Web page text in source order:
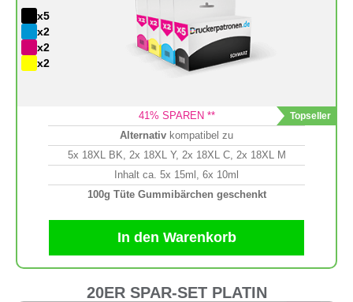
x5
x2
x2
x2
41% SPAREN **
Alternativ kompatibel zu
5x 18XL BK, 2x 18XL Y, 2x 18XL C, 2x 18XL M
Inhalt ca. 5x 15ml, 6x 10ml
100g Tüte Gummibärchen geschenkt
In den Warenkorb
20ER SPAR-SET PLATIN